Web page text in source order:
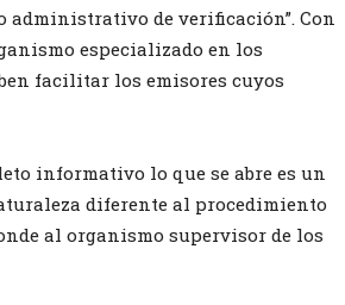
de verificación”. Con
especializado en los
facilitar los emisores cuyos
informativo lo que se abre es un
diferente al procedimiento
al organismo supervisor de los